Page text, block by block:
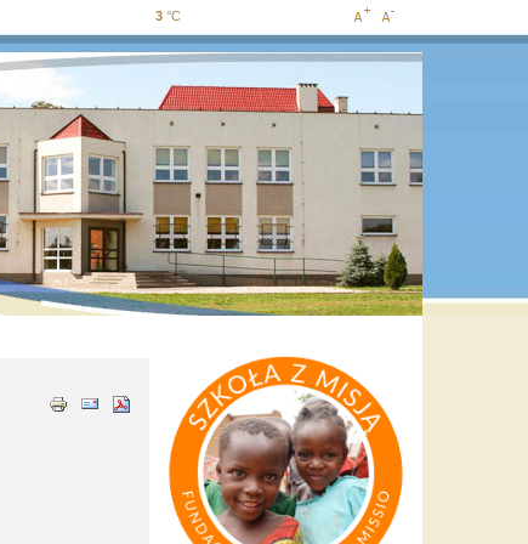
3 °C Increase
font size
Decrease
font size